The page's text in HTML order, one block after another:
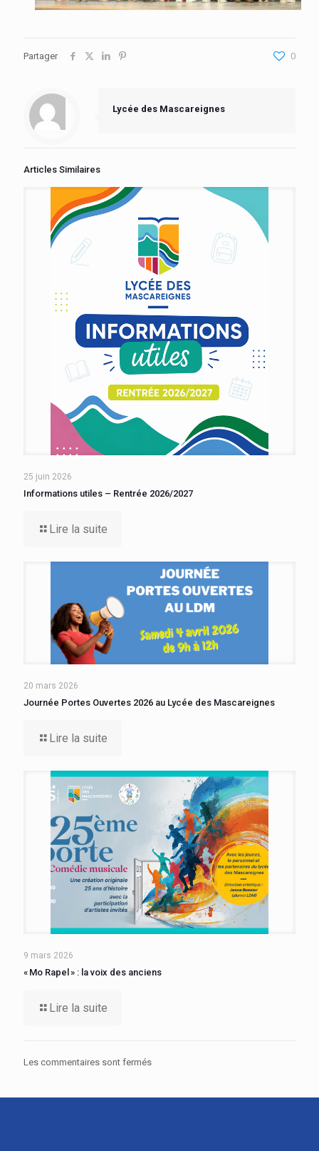
Partager 0
Lycée des Mascareignes
Articles Similaires
25 juin 2026
Informations utiles – Rentrée 2026/2027
Lire la suite
20 mars 2026
Journée Portes Ouvertes 2026 au Lycée des Mascareignes
Lire la suite
9 mars 2026
« Mo Rapel » : la voix des anciens
Lire la suite
Les commentaires sont fermés